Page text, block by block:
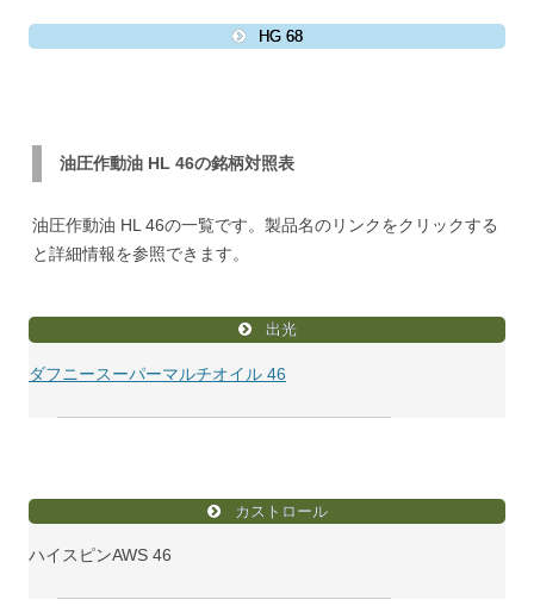
HG 68
油圧作動油 HL 46の銘柄対照表
油圧作動油 HL 46の一覧です。製品名のリンクをクリックする
と詳細情報を参照できます。
出光
ダフニースーパーマルチオイル 46
カストロール
ハイスピンAWS 46